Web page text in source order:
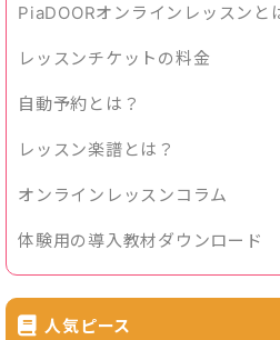
PiaDOORオンラインレッスンと
レッスンチケットの料金
自動予約とは？
レッスン楽譜とは？
オンラインレッスンコラム
体験用の導入教材ダウンロード
人気ピース